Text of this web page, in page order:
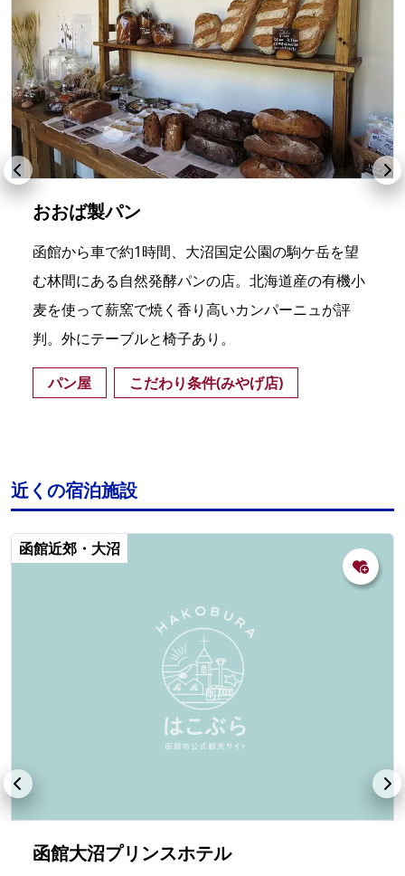
おおば製パン
函館から車で約1時間、大沼国定公園の駒ケ岳を望
む林間にある自然発酵パンの店。北海道産の有機小
麦を使って薪窯で焼く香り高いカンパーニュが評
判。外にテーブルと椅子あり。
パン屋 こだわり条件(みやげ店)
近くの宿泊施設
函館近郊・大沼
函館大沼プリンスホテル